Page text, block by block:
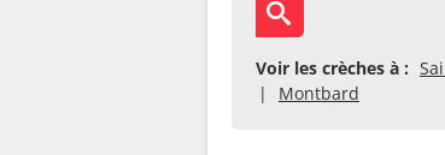
Voir les crèches à :
Montbard